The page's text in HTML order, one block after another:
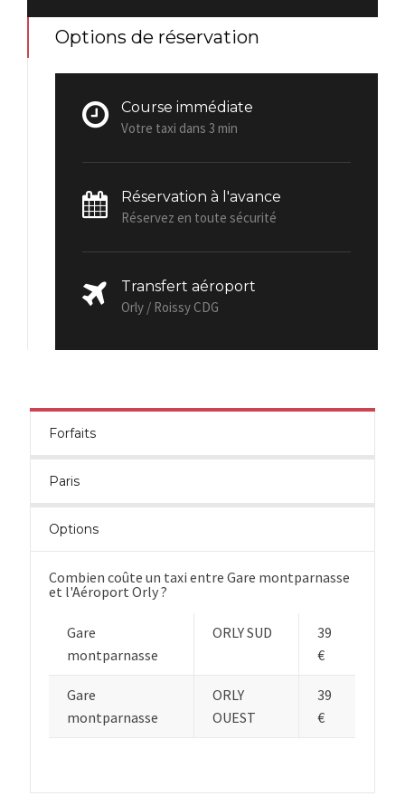
Options de réservation
Course immédiate
Votre taxi dans 3 min
Réservation à l'avance
Réservez en toute sécurité
Transfert aéroport
Orly / Roissy CDG
Forfaits
Paris
Options
Combien coûte un taxi entre Gare montparnasse
et l'Aéroport Orly ?
Gare
montparnasse
ORLY SUD
39
€
Gare
montparnasse
ORLY
OUEST
39
€